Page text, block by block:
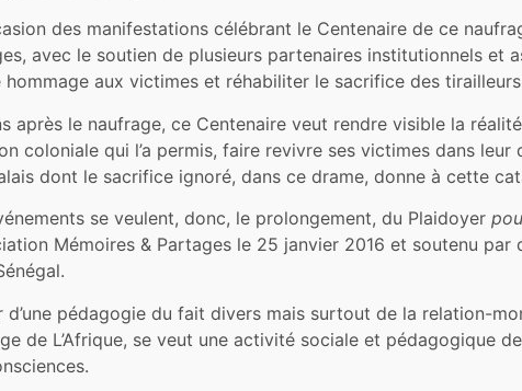
des manifestations célébrant le Centenaire de ce
avec le soutien de plusieurs partenaires institutionnels et
hommage aux victimes et réhabiliter le sacrifice des
après le naufrage, ce Centenaire veut rendre visible la
coloniale qui l’a permis, faire revivre ses victimes dans
dont le sacrifice ignoré, dans ce drame, donne à cette
se veulent, donc, le prolongement, du Plaidoyer
Mémoires & Partages le 25 janvier 2016 et soutenu
d’une pédagogie du fait divers mais surtout de la relation-
de L’Afrique, se veut une activité sociale et pédagogique